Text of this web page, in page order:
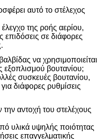
αυτό το στέλεχος
της ροής αερίου,
επιδόσεις σε διάφορες
να χρησιμοποιείται
εξοπλισμού βουτανίου;
συσκευές βουτανίου,
διάφορες ρυθμίσεις
την αντοχή του στελέχους
υλικά υψηλής ποιότητας
επαγγελματικής